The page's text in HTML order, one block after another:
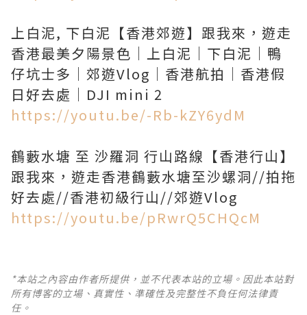
上白泥, 下白泥【香港郊遊】跟我來，遊走
香港最美夕陽景色｜上白泥｜下白泥｜鴨
仔坑士多｜郊遊Vlog｜香港航拍｜香港假
https://youtu.be/-Rb-kZY6ydM
鶴藪水塘 至 沙羅洞 行山路線【香港行山】
跟我來，遊走香港鶴藪水塘至沙螺洞//拍拖
https://youtu.be/pRwrQ5CHQcM
*本站之內容由作者所提供，並不代表本站的立場。因此本站對
所有博客的立場、真實性、準確性及完整性不負任何法律責
任。